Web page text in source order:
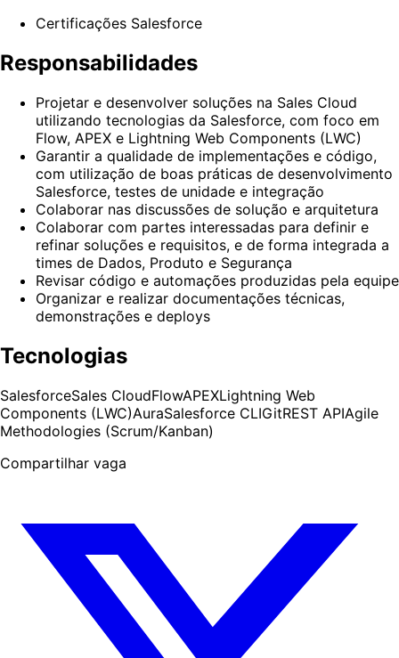
Certificações Salesforce
Responsabilidades
Projetar e desenvolver soluções na Sales Cloud
utilizando tecnologias da Salesforce, com foco em
Flow, APEX e Lightning Web Components (LWC)
Garantir a qualidade de implementações e código,
com utilização de boas práticas de desenvolvimento
Salesforce, testes de unidade e integração
Colaborar nas discussões de solução e arquitetura
Colaborar com partes interessadas para definir e
refinar soluções e requisitos, e de forma integrada a
times de Dados, Produto e Segurança
Revisar código e automações produzidas pela equipe
Organizar e realizar documentações técnicas,
demonstrações e deploys
Tecnologias
SalesforceSales CloudFlowAPEXLightning Web
Components (LWC)AuraSalesforce CLIGitREST APIAgile
Methodologies (Scrum/Kanban)
Compartilhar vaga